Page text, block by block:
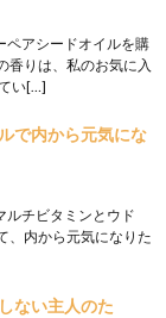
ペアシードオイルを購
香りは、私のお気に入
い[…]
で内から元気にな
ルチビタミンとウド
、内から元気になりた
ない主人のた